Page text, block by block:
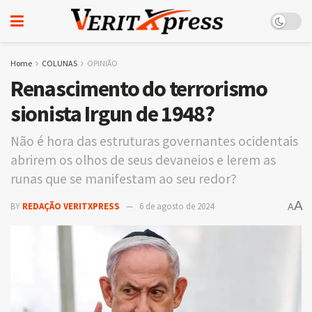
Home COLUNAS OPINIÃO
Renascimento do terrorismo
sionista Irgun de 1948?
Não é hora das estruturas governantes ocidentais
abrirem os olhos de seus devaneios e lerem as
runas que se manifestam ao seu redor?
BY REDAÇÃO VERITXPRESS 6 de agosto de 2024 AA